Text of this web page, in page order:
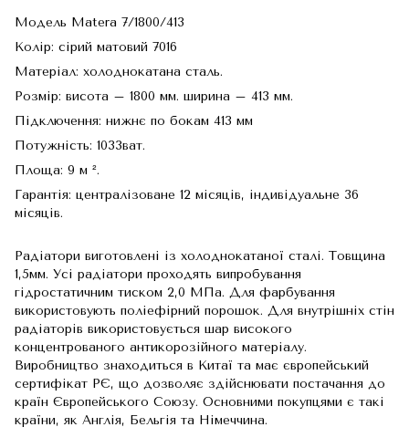
Модель Matera 7/1800/413
Колір: сірий матовий 7016
Матеріал: холоднокатана сталь.
Розмір: висота – 1800 мм. ширина – 413 мм.
Підключення: нижнє по бокам 413 мм
Потужність: 1033ват.
Площа: 9 м ².
Гарантія: централізоване 12 місяців, індивідуальне 36
місяців.
Радіатори виготовлені із холоднокатаної сталі. Товщина
1,5мм. Усі радіатори проходять випробування
гідростатичним тиском 2,0 МПа. Для фарбування
використовують поліефірний порошок. Для внутрішніх стін
радіаторів використовується шар високого
концентрованого антикорозійного матеріалу.
Виробництво знаходиться в Китаї та має європейський
сертифікат РЄ, що дозволяє здійснювати постачання до
країн Європейського Союзу. Основними покупцями є такі
країни, як Англія, Бельгія та Німеччина.